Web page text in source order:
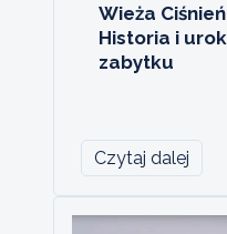
Wieża
Historia i
zabytku
Czytaj dalej